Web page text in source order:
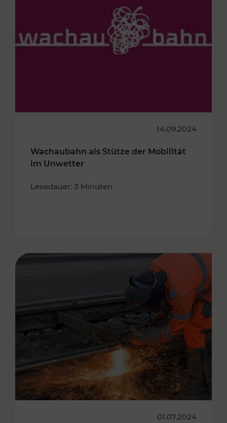
14.09.2024
Wachaubahn als Stütze der Mobilität
im Unwetter
Lesedauer: 3 Minuten
01.07.2024